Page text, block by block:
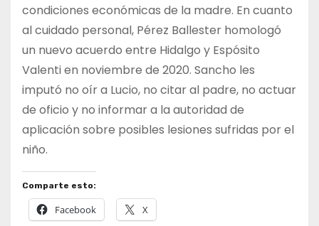
condiciones económicas de la madre. En cuanto
al cuidado personal, Pérez Ballester homologó
un nuevo acuerdo entre Hidalgo y Espósito
Valenti en noviembre de 2020. Sancho les
imputó no oír a Lucio, no citar al padre, no actuar
de oficio y no informar a la autoridad de
aplicación sobre posibles lesiones sufridas por el
niño.
Comparte esto:
Facebook X